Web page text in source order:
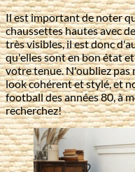
Il est important de noter
chaussettes hautes avec
très visibles, il est donc
qu'elles sont en bon état
votre tenue. N'oubliez pas
look cohérent et stylé, et
football des années 80, à
recherchez!